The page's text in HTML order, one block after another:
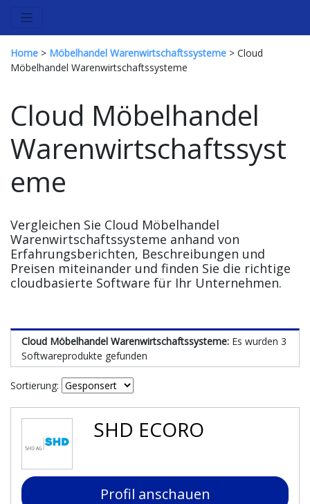
Home > Möbelhandel Warenwirtschaftssysteme > Cloud
Möbelhandel Warenwirtschaftssysteme
Cloud Möbelhandel
Warenwirtschaftssyst
eme
Vergleichen Sie Cloud Möbelhandel
Warenwirtschaftssysteme anhand von
Erfahrungsberichten, Beschreibungen und
Preisen miteinander und finden Sie die richtige
cloudbasierte Software für Ihr Unternehmen.
Cloud Möbelhandel Warenwirtschaftssysteme: Es wurden 3
Softwareprodukte gefunden
Sortierung:
SHD ECORO
Profil anschauen